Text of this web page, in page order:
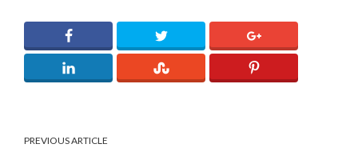
PREVIOUS ARTICLE